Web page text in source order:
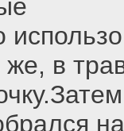
же, в